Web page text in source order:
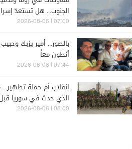
الجنوب... هل تستعدّ
للحرب؟
07:00 | 2026-08-06
بالصور... أمير يزبك
أنطون معاً
07:44 | 2026-08-06
إنقلاب أم حملة تطهير...
الذي حدث في سوريا
يومين؟
08:00 | 2026-08-06